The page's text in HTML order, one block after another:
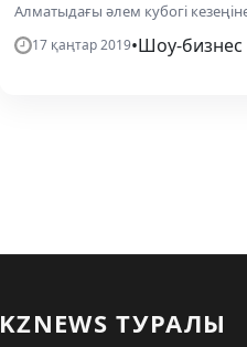
Алматыдағы әлем кубогі
17 қаңтар 2019•Шоу-бизнес
KZNEWS ТУРАЛЫ